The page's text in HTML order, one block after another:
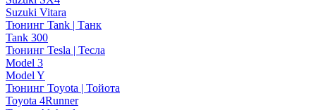
Suzuki Vitara
Тюнинг Tank | Танк
Tank 300
Тюнинг Tesla | Тесла
Model 3
Model Y
Тюнинг Toyota | Тойота
Toyota 4Runner